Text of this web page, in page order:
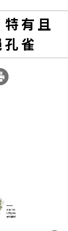
有且
雀